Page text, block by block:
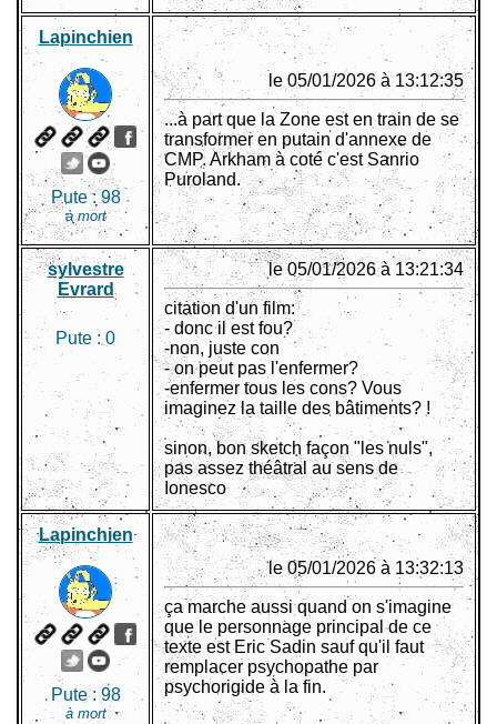
Lapinchien
Pute :98
à mort
le 05/01/2026 à 13:12:35
...à part que la Zone est en train de se
transformer en putain d'annexe de
CMP. Arkham à coté c'est Sanrio
Puroland.
sylvestre
Evrard
Pute : 0
le 05/01/2026 à 13:21:34
citation d'un film:
- donc il est fou?
-non, juste con
- on peut pas l'enfermer?
-enfermer tous les cons? Vous
imaginez la taille des bâtiments? !
sinon, bon sketch façon "les nuls",
pas assez théâtral au sens de
Ionesco
Lapinchien
Pute : 98
à mort
le 05/01/2026 à 13:32:13
ça marche aussi quand on s'imagine
que le personnage principal de ce
texte est Eric Sadin sauf qu'il faut
remplacer psychopathe par
psychorigide à la fin.